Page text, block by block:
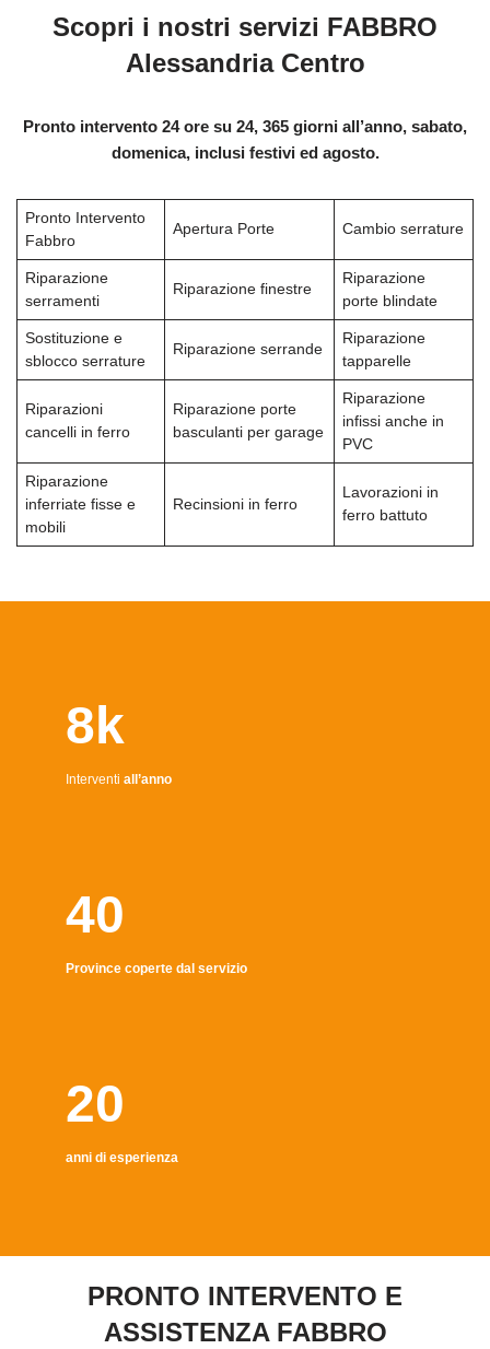
Scopri i nostri servizi FABBRO
Alessandria Centro
Pronto intervento 24 ore su 24, 365 giorni all’anno, sabato,
domenica, inclusi festivi ed agosto.
Pronto Intervento
Fabbro
Apertura Porte Cambio serrature
Riparazione
serramenti
Riparazione finestre
Riparazione
porte blindate
Sostituzione e
sblocco serrature
Riparazione serrande
Riparazione
tapparelle
Riparazioni
cancelli in ferro
Riparazione porte
basculanti per garage
Riparazione
infissi anche in
PVC
Riparazione
inferriate fisse e
mobili
Recinsioni in ferro
Lavorazioni in
ferro battuto
8k
Interventi all’anno
40
Province coperte dal servizio
20
anni di esperienza
PRONTO INTERVENTO E
ASSISTENZA FABBRO